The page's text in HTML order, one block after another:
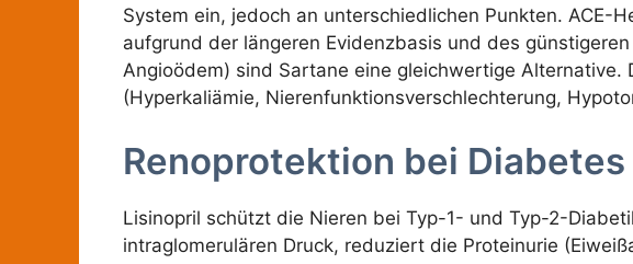
System ein, jedoch an unterschiedlichen Punkten. ACE-
aufgrund der längeren Evidenzbasis und des
Angioödem) sind Sartane eine gleichwertige Alternative.
(Hyperkaliämie, Nierenfunktionsverschlechterung,
Renoprotektion bei Diabetes
Lisinopril schützt die Nieren bei Typ-1- und Typ-2-
intraglomerulären Druck, reduziert die Proteinurie